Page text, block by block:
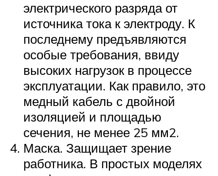
электрического разряда от
источника тока к электроду. К
последнему предъявляются
особые требования, ввиду
высоких нагрузок в процессе
эксплуатации. Как правило, это
медный кабель с двойной
изоляцией и площадью
сечения, не менее 25 мм2.
Маска. Защищает зрение
работника. В простых моделях